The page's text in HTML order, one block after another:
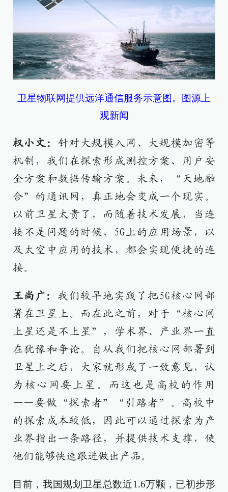
卫星物联网提供远洋通信服务示意图。图源上
观新闻
权小文： 针对大规模入网、大规模加密等
机制，我们在探索形成测控方案、用户安
全方案和数据传输方案。未来，“天地融
合”的通讯网，真正地会变成一个现实。
以前卫星太贵了，而随着技术发展，当连
接不是问题的时候，5G上的应用场景，以
及太空中应用的技术，都会实现便捷的连
接。
王尚广： 我们较早地实践了把5G核心网部
署在卫星上。而在此之前，对于“核心网
上星还是不上星”，学术界、产业界一直
在犹豫和争论。自从我们把核心网部署到
卫星上之后，大家就形成了一致意见，认
为核心网要上星。而这也是高校的作用
——要做“探索者”“引路者”。高校中
的探索成本较低，因此可以通过探索为产
业界指出一条路径，并提供技术支撑，使
他们能够快速跟进做出产品。
目前，我国规划卫星总数近1.6万颗，已初步形